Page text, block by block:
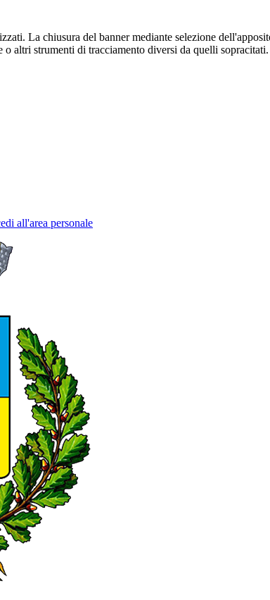
La chiusura del banner mediante selezione
altri strumenti di tracciamento diversi da quelli sopracitati.
all'area personale